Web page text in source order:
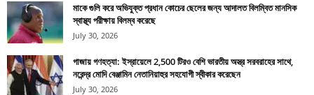
মাকে গুলি করে অভিযুক্ত প্রধান কোচের ছেলের জন্য আদালত বিলম্বিত মানসিক
স্বাস্থ্য পরীক্ষায় বিলম্ব করেছে
July 30, 2026
গাজায় গণহত্যা: ইস্রায়েলে 2,500 টিরও বেশি ভারতীয় অস্ত্র সরবরাহের সাথে,
নরেন্দ্র মোদি বেঞ্জামিন নেতানিয়াহুর সহযোগী স্বীকার করেছেন
July 30, 2026